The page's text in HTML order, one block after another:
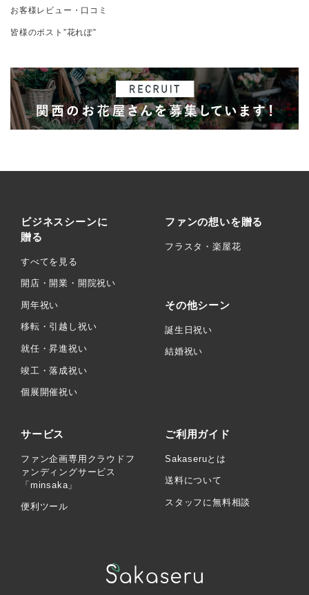
お客様レビュー・口コミ
皆様のポスト”花れぽ”
ビジネスシーンに
贈る
すべてを見る
開店・開業・開院祝い
周年祝い
移転・引越し祝い
就任・昇進祝い
竣工・落成祝い
個展開催祝い
ファンの想いを贈る
フラスタ・楽屋花
その他シーン
誕生日祝い
結婚祝い
サービス
ファン企画専用クラウドフ
ァンディングサービス
「minsaka」
便利ツール
ご利用ガイド
Sakaseruとは
送料について
スタッフに無料相談